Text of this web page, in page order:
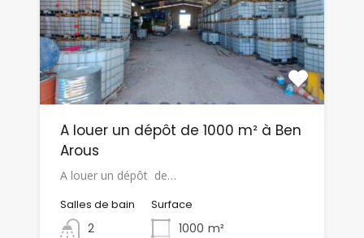
A louer un dépôt de 1000 m² à Ben
Arous
A louer un dépôt de…
Salles de bain
2
Surface
1000 m²